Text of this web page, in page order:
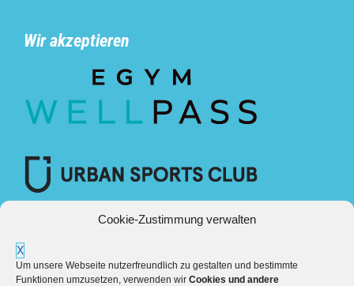
Cookie-Zustimmung verwalten
X
Um unsere Webseite nutzerfreundlich zu gestalten und bestimmte
Funktionen umzusetzen, verwenden wir Cookies und andere
Wir akzeptieren